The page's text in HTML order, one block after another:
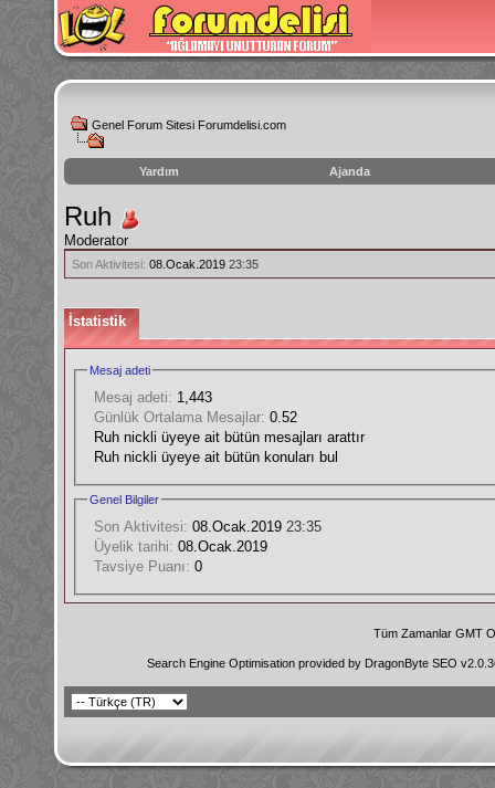
Genel Forum Sitesi Forumdelisi.com
Yardım Ajanda
instagram
izlenme
hilesi
Ruh
Moderator
Son Aktivitesi: 08.Ocak.2019 23:35
İstatistik
Mesaj adeti
Mesaj adeti: 1,443
Günlük Ortalama Mesajlar: 0.52
Ruh nickli üyeye ait bütün mesajları arattır
Ruh nickli üyeye ait bütün konuları bul
Genel Bilgiler
Son Aktivitesi: 08.Ocak.2019 23:35
Üyelik tarihi: 08.Ocak.2019
Tavsiye Puanı: 0
Tüm Zamanlar GMT
Search Engine Optimisation provided by DragonByte SEO